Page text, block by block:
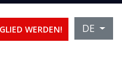
WERDEN! DE